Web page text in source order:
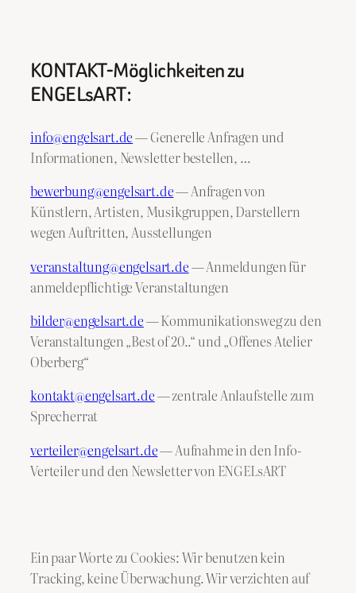
KONTAKT-Möglichkeiten zu
ENGELsART:
info@engelsart.de— Generelle Anfragen und
Informationen, Newsletter bestellen, …
bewerbung@engelsart.de— Anfragen von
Künstlern, Artisten, Musikgruppen, Darstellern
wegen Auftritten, Ausstellungen
veranstaltung@engelsart.de— Anmeldungen für
anmeldepflichtige Veranstaltungen
bilder@engelsart.de— Kommunikationsweg zu den
Veranstaltungen „Best of 20..“ und „Offenes Atelier
Oberberg“
kontakt@engelsart.de— zentrale Anlaufstelle zum
Sprecherrat
verteiler@engelsart.de— Aufnahme in den Info-
Verteiler und den Newsletter von ENGELsART
Ein paar Worte zu Cookies: Wir benutzen kein
Tracking, keine Überwachung. Wir verzichten auf